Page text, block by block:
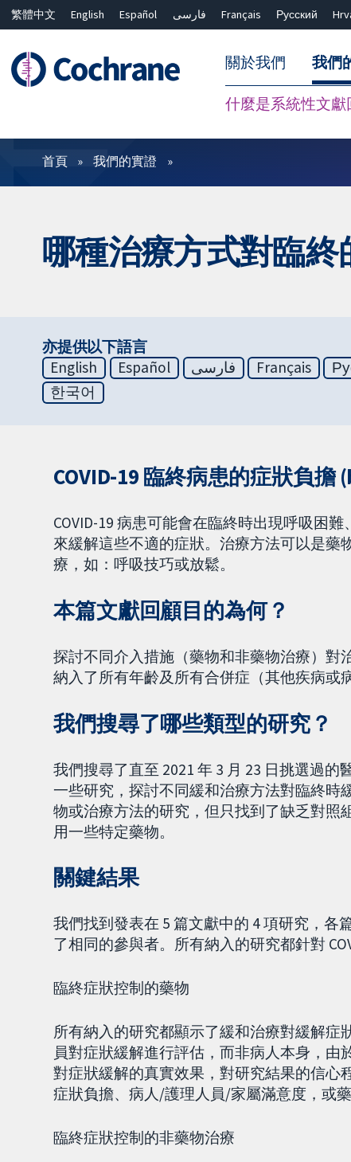
繁體中文 English Español فارسی Français Русский
關於我們 我們
什麼是系統性文獻
篩選條件
首頁 我們的實證
哪種治療方式對臨終
亦提供以下語言
English
Español فارسی Français
한국어
COVID-19 臨終病患的症狀負
COVID-19 病患可能會在臨終時出現呼吸困
來緩解這些不適的症狀。治療方法可以是
療，如：呼吸技巧或放鬆。
本篇文獻回顧目的為何？
探討不同介入措施（藥物和非藥物治療）對
納入了所有年齡及所有合併症（其他疾病或
我們搜尋了哪些類型的研究？
我們搜尋了直至 2021 年 3 月 23 日挑選過
一些研究，探討不同緩和治療方法對臨終時
物或治療方法的研究，但只找到了缺乏對照
用一些特定藥物。
關鍵結果
我們找到發表在 5 篇文獻中的 4 項研究，各
了相同的參與者。所有納入的研究都針對
臨終症狀控制的藥物
所有納入的研究都顯示了緩和治療對緩解症
員對症狀緩解進行評估，而非病人本身，
對症狀緩解的真實效果，對研究結果的信心
症狀負擔、病人/護理人員/家屬滿意度，或
臨終症狀控制的非藥物治療